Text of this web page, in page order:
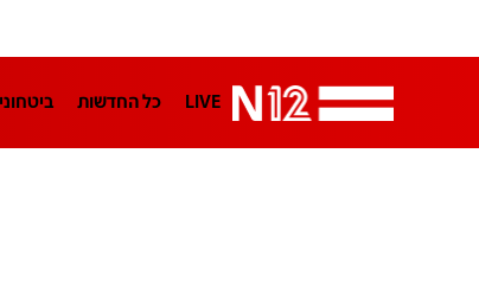
LIVE כל החדשות ביטחוני